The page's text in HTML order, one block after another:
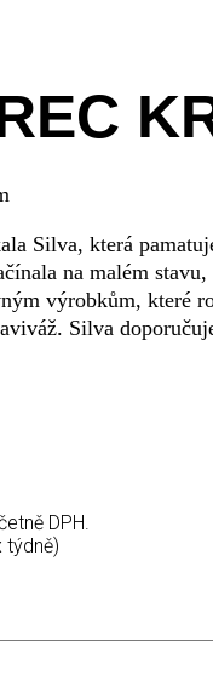
Silva, která
na malém
výrobkům, které
Silva
DPH.
týdně)